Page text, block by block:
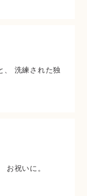
、 洗練された独
お祝いに。